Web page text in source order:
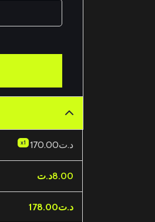
x1 170.00د.ت
8.00د.ت
178.00د.ت